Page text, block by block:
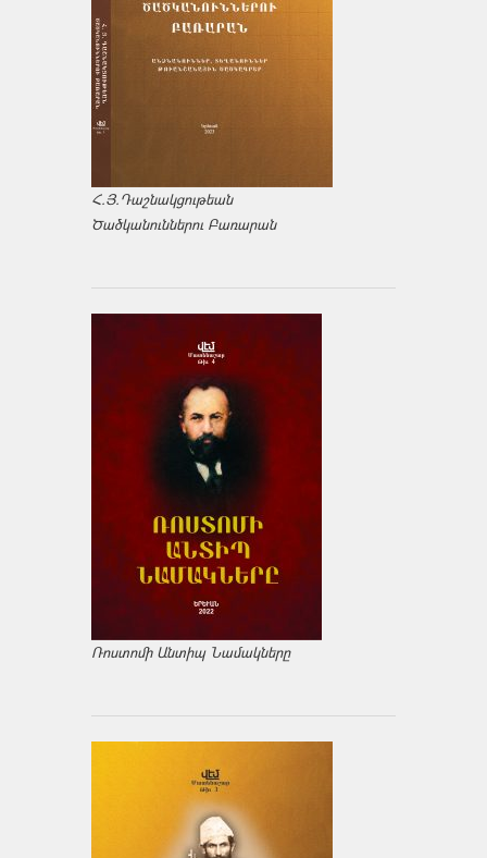
Հ.Յ.Դաշնակցութեան
Ծածկանուններու Բառարան
Ռոստոմի Անտիպ Նամակները